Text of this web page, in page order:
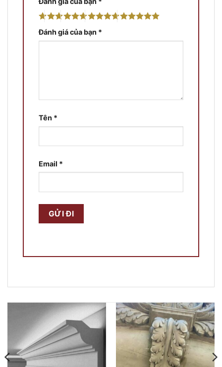
Đánh giá của bạn *
Tên *
Email *